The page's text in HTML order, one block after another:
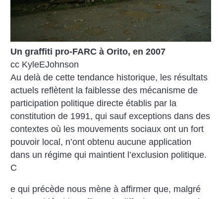
Un graffiti pro-FARC à Orito, en 2007
cc KyleEJohnson
Au delà de cette tendance historique, les résultats
actuels reflètent la faiblesse des mécanisme de
participation politique directe établis par la
constitution de 1991, qui sauf exceptions dans des
contextes où les mouvements sociaux ont un fort
pouvoir local, n’ont obtenu aucune application
dans un régime qui maintient l’exclusion politique.
C
e qui précède nous mène à affirmer que, malgré